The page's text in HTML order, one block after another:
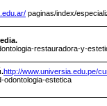
paginas/index/
restauradora-y-
http://www.universia.edu.pe/
odontologia-estetica